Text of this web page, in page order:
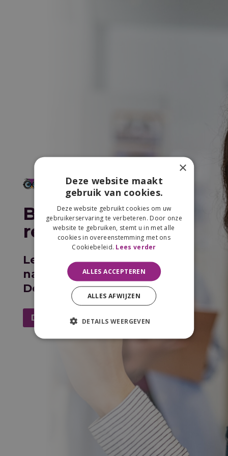
Bedankt voor je
reactie
Leuk dat je benieuwd bent
naar
SmartWiskunde!
Download hier de brochure.
DOWNLOAD DE BROCHURE
×
Deze website maakt
gebruik van cookies.
Deze website gebruikt cookies om uw
gebruikerservaring te verbeteren. Door onze
website te gebruiken, stemt u in met alle
cookies in overeenstemming met ons
Cookiebeleid. Lees verder
ALLES ACCEPTEREN
ALLES AFWIJZEN
DETAILS WEERGEVEN